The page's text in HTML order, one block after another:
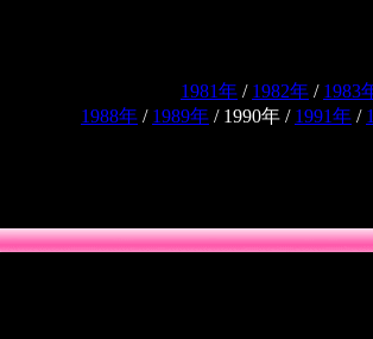
1981年 / 1982年 / 1983
1988年 / 1989年 / 1990年 / 1991年 /